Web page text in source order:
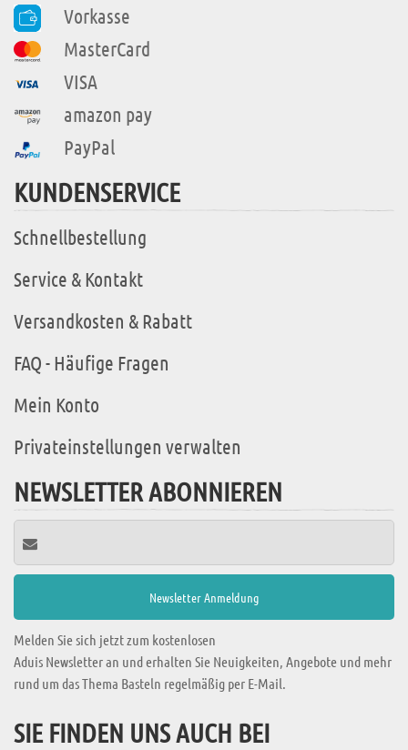
Vorkasse
MasterCard
VISA
amazon pay
PayPal
KUNDENSERVICE
Schnellbestellung
Service & Kontakt
Versandkosten & Rabatt
FAQ - Häufige Fragen
Mein Konto
Privateinstellungen verwalten
NEWSLETTER ABONNIEREN
Melden Sie sich jetzt zum kostenlosen
Aduis Newsletter an und erhalten Sie Neuigkeiten, Angebote und mehr
rund um das Thema Basteln regelmäßig per E-Mail.
SIE FINDEN UNS AUCH BEI